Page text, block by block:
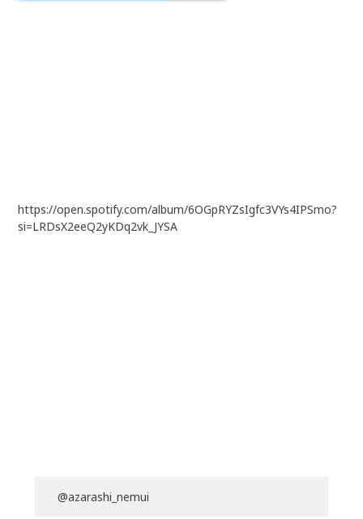
https://open.spotify.com/album/6OGpRYZsIgfc3VYs4IPSmo?
si=LRDsX2eeQ2yKDq2vk_JYSA
@azarashi_nemui